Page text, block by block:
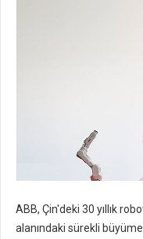
ABB, Çin'deki 30 yıllık
alanındaki sürekli